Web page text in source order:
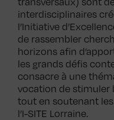
interdisciplinaires
l’Initiative
de rassembler
horizons afin
les grands défis
consacre à une
vocation de stimuler
tout en soutenant
l’I-SITE Lorraine.